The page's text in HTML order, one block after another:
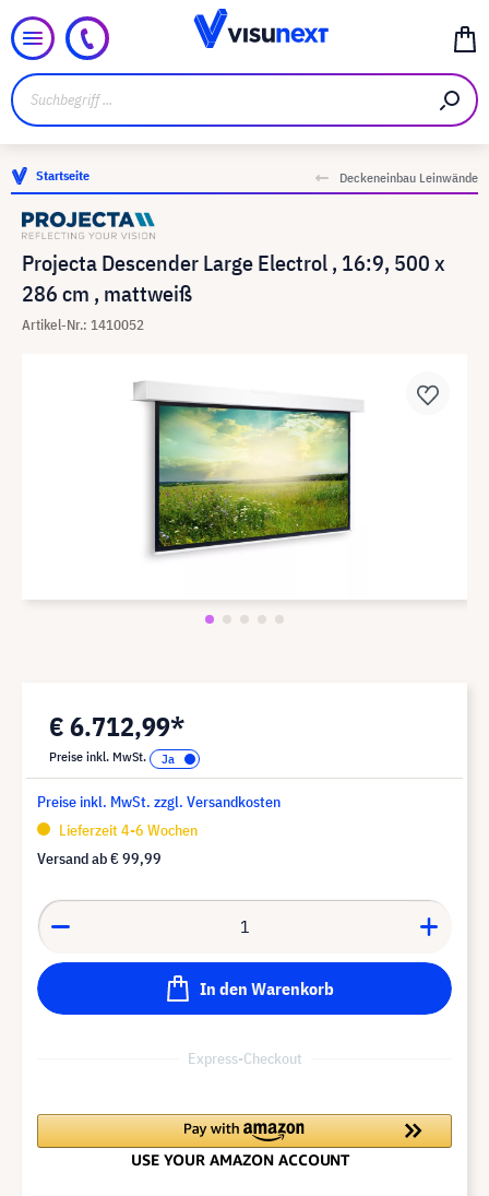
Startseite Deckeneinbau Leinwände
Projecta Descender Large Electrol , 16:9, 500 x
286 cm , mattweiß
Artikel-Nr.: 1410052
€ 6.712,99*
Preise inkl. MwSt.
Preise inkl. MwSt. zzgl. Versandkosten
Lieferzeit 4-6 Wochen
Versand ab€ 99,99
In den Warenkorb
Express-Checkout